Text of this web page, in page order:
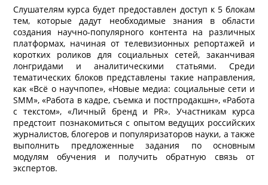
Слушателям курса будет предоставлен доступ к 5 блокам
тем, которые дадут необходимые знания в области
создания научно-популярного контента на различных
платформах, начиная от телевизионных репортажей и
коротких роликов для социальных сетей, заканчивая
лонгридами и аналитическими статьями. Среди
тематических блоков представлены такие направления,
как «Всё о научпопе», «Новые медиа: социальные сети и
SMM», «Работа в кадре, съемка и постпродакшн», «Работа
с текстом», «Личный бренд и PR». Участникам курса
предстоит познакомиться с опытом ведущих российских
журналистов, блогеров и популяризаторов науки, а также
выполнить предложенные задания по основным
модулям обучения и получить обратную связь от
экспертов.